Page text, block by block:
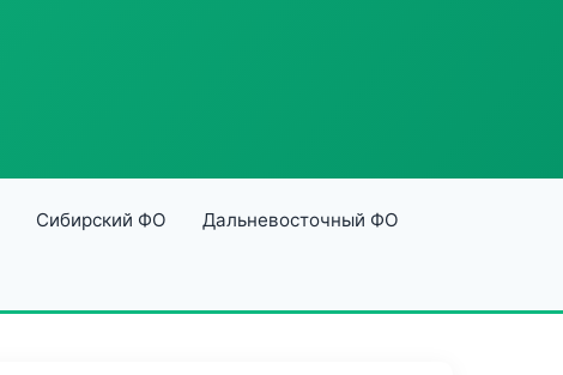
Сибирский ФО Дальневосточный ФО